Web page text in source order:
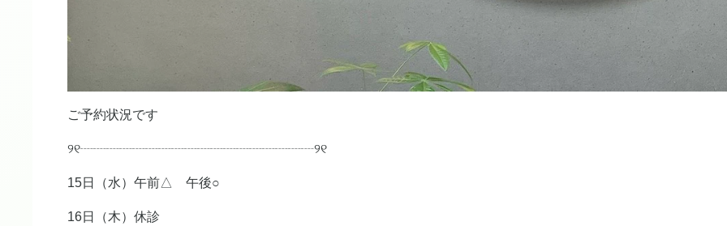
ご予約状況です
୨୧┈┈┈┈┈┈┈┈┈┈┈┈┈┈┈┈┈┈୨୧
15日（水）午前△ 午後○
16日（木）休診